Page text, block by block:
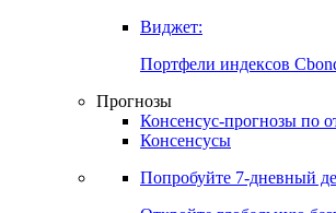
Виджет:
Портфели индексов
Прогнозы
Консенсус-прогнозы по
Консенсусы
Попробуйте 7-дневный